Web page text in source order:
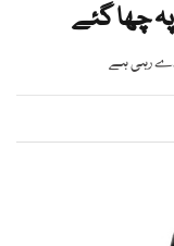
چھا گئے
دے رہی ہے